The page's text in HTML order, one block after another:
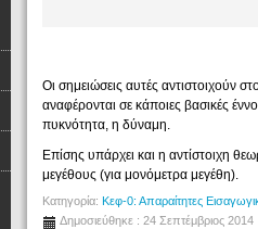
Οι σημειώσεις αυτές αντιστοιχούν
αναφέρονται σε κάποιες βασικές
πυκνότητα, η δύναμη.
Επίσης υπάρχει και η αντίστοιχη
μεγέθους (για μονόμετρα μεγέθη).
Κατηγορία:Κεφ-0: Απαραίτητες
Δημοσιεύθηκε : 24 Σεπτέμβριος 2014